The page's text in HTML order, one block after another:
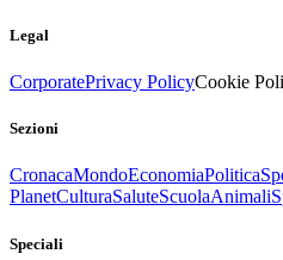
Legal
CorporatePrivacy PolicyCookie
Sezioni
CronacaMondoEconomiaPolitica
PlanetCulturaSaluteScuolaAnimali
Speciali